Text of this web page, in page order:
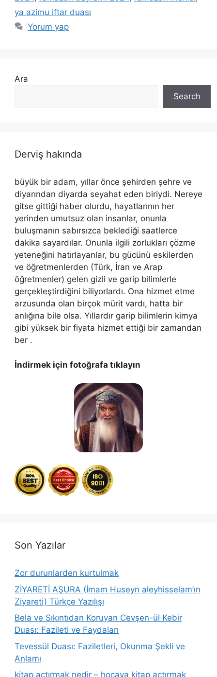
ya azimu iftar duası
Yorum yap
Ara
Search
Derviş hakında
büyük bir adam, yıllar önce şehirden şehre ve
diyarından diyarda seyahat eden biriydi. Nereye
gitse gittiği haber olurdu, hayatlarının her
yerinden umutsuz olan insanlar, onunla
buluşmanın sabırsızca beklediği saatlerce
dakika sayardılar. Onunla ilgili zorlukları çözme
yeteneğini hatırlayanlar, bu gücünü eskilerden
ve öğretmenlerden (Türk, İran ve Arap
öğretmenler) gelen gizli ve garip bilimlerle
gerçekleştirdiğini biliyorlardı. Ona hizmet etme
arzusunda olan birçok mürit vardı, hatta bir
anlığına bile olsa. Yıllardır garip bilimlerin kimya
gibi yüksek bir fiyata hizmet ettiği bir zamandan
ber .
İndirmek için fotoğrafa tıklayın
Son Yazılar
Zor durunlarden kurtulmak
ZİYARETİ AŞURA (İmam Huseyn aleyhisselam’ın
Ziyareti) Türkçe Yazılışı
Bela ve Sıkıntıdan Koruyan Cevşen-ül Kebir
Duası: Fazileti ve Faydaları
Tevessül Duası: Faziletleri, Okunma Şekli ve
Anlamı
kitap açtırmak nedir – hocaya kitap açtırmak